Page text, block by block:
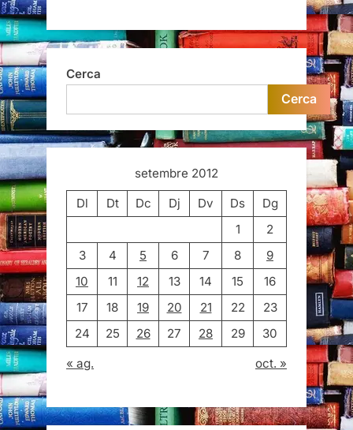
Cerca
Cerca
setembre 2012
Dl
Dt Dc Dj Dv Ds
Dg
1
2
3
4 5 6 7 8
9
10
11 12 13 14 15
16
17
18 19 20 21 22
23
24
25 26 27 28 29
30
« ag.
oct. »